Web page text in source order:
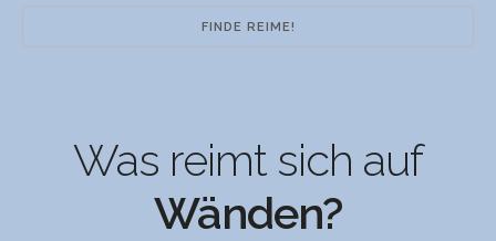
Was reimt sich auf
Wänden?